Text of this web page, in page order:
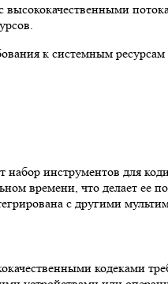
высококачественными
к системным
инструментов для
времени, что делает ее
с другими
кодеками